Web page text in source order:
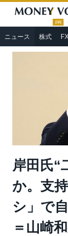
PR
ニュース 株式
HOME » ニュ
低迷も「野党よ
岸田氏“
か。支
シ」で
＝山崎